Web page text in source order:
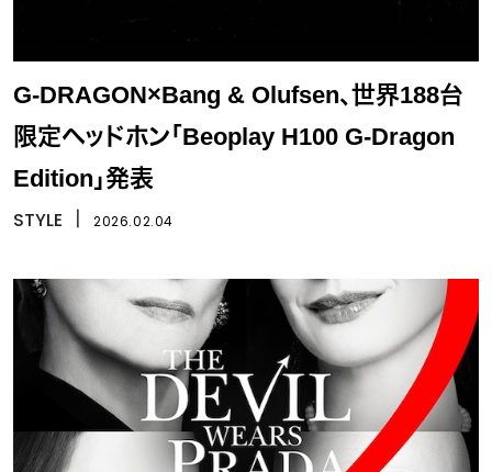
G-DRAGON×Bang & Olufsen、世界188台
限定ヘッドホン「Beoplay H100 G-Dragon
Edition」発表
STYLE 2026.02.04